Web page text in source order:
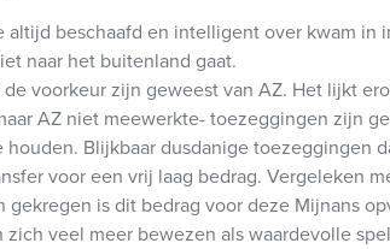
altijd beschaafd en intelligent over kwam in
naar het buitenland gaat.
voorkeur zijn geweest van AZ. Het lijkt
AZ niet meewerkte- toezeggingen zijn
houden. Blijkbaar dusdanige toezeggingen
voor een vrij laag bedrag. Vergeleken
gekregen is dit bedrag voor deze Mijnans
zich veel meer bewezen als waardevolle